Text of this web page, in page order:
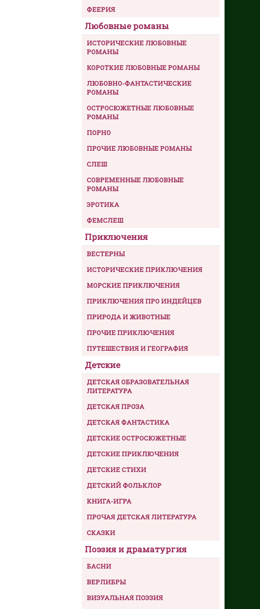
ФЕЕРИЯ
Любовные романы
ИСТОРИЧЕСКИЕ ЛЮБОВНЫЕ
РОМАНЫ
КОРОТКИЕ ЛЮБОВНЫЕ РОМАНЫ
ЛЮБОВНО-ФАНТАСТИЧЕСКИЕ
РОМАНЫ
ОСТРОСЮЖЕТНЫЕ ЛЮБОВНЫЕ
РОМАНЫ
ПОРНО
ПРОЧИЕ ЛЮБОВНЫЕ РОМАНЫ
СЛЕШ
СОВРЕМЕННЫЕ ЛЮБОВНЫЕ
РОМАНЫ
ЭРОТИКА
ФЕМСЛЕШ
Приключения
ВЕСТЕРНЫ
ИСТОРИЧЕСКИЕ ПРИКЛЮЧЕНИЯ
МОРСКИЕ ПРИКЛЮЧЕНИЯ
ПРИКЛЮЧЕНИЯ ПРО ИНДЕЙЦЕВ
ПРИРОДА И ЖИВОТНЫЕ
ПРОЧИЕ ПРИКЛЮЧЕНИЯ
ПУТЕШЕСТВИЯ И ГЕОГРАФИЯ
Детские
ДЕТСКАЯ ОБРАЗОВАТЕЛЬНАЯ
ЛИТЕРАТУРА
ДЕТСКАЯ ПРОЗА
ДЕТСКАЯ ФАНТАСТИКА
ДЕТСКИЕ ОСТРОСЮЖЕТНЫЕ
ДЕТСКИЕ ПРИКЛЮЧЕНИЯ
ДЕТСКИЕ СТИХИ
ДЕТСКИЙ ФОЛЬКЛОР
КНИГА-ИГРА
ПРОЧАЯ ДЕТСКАЯ ЛИТЕРАТУРА
СКАЗКИ
Поэзия и драматургия
БАСНИ
ВЕРЛИБРЫ
ВИЗУАЛЬНАЯ ПОЭЗИЯ